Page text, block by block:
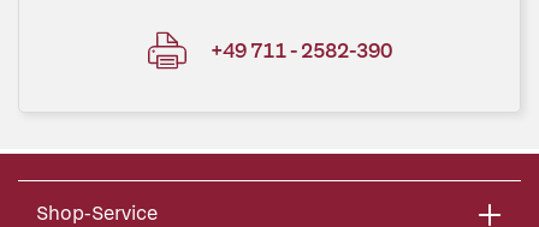
+49 711 - 2582-390
Shop-Service